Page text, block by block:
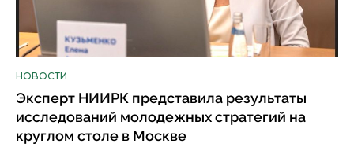
НОВОСТИ
Эксперт НИИРК представила результаты
исследований молодежных стратегий на
круглом столе в Москве